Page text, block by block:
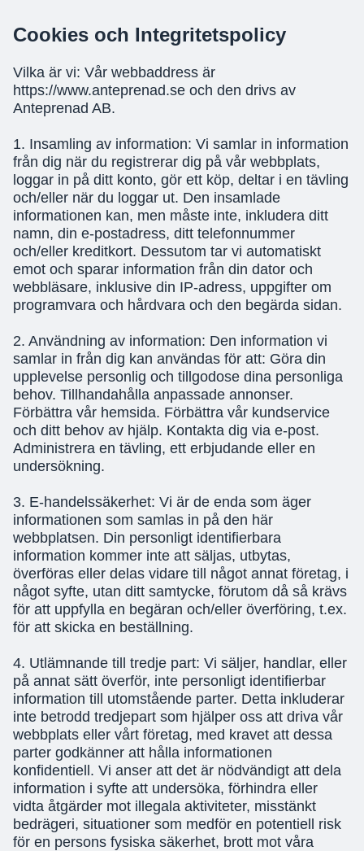
Cookies och Integritetspolicy
Vilka är vi: Vår webbaddress är
https://www.anteprenad.se och den drivs av
Anteprenad AB.
1. Insamling av information: Vi samlar in information
från dig när du registrerar dig på vår webbplats,
loggar in på ditt konto, gör ett köp, deltar i en tävling
och/eller när du loggar ut. Den insamlade
informationen kan, men måste inte, inkludera ditt
namn, din e-postadress, ditt telefonnummer
och/eller kreditkort. Dessutom tar vi automatiskt
emot och sparar information från din dator och
webbläsare, inklusive din IP-adress, uppgifter om
programvara och hårdvara och den begärda sidan.
2. Användning av information: Den information vi
samlar in från dig kan användas för att: Göra din
upplevelse personlig och tillgodose dina personliga
behov. Tillhandahålla anpassade annonser.
Förbättra vår hemsida. Förbättra vår kundservice
och ditt behov av hjälp. Kontakta dig via e-post.
Administrera en tävling, ett erbjudande eller en
undersökning.
3. E-handelssäkerhet: Vi är de enda som äger
informationen som samlas in på den här
webbplatsen. Din personligt identifierbara
information kommer inte att säljas, utbytas,
överföras eller delas vidare till något annat företag, i
något syfte, utan ditt samtycke, förutom då så krävs
för att uppfylla en begäran och/eller överföring, t.ex.
för att skicka en beställning.
4. Utlämnande till tredje part: Vi säljer, handlar, eller
på annat sätt överför, inte personligt identifierbar
information till utomstående parter. Detta inkluderar
inte betrodd tredjepart som hjälper oss att driva vår
webbplats eller vårt företag, med kravet att dessa
parter godkänner att hålla informationen
konfidentiell. Vi anser att det är nödvändigt att dela
information i syfte att undersöka, förhindra eller
vidta åtgärder mot illegala aktiviteter, misstänkt
bedrägeri, situationer som medför en potentiell risk
för en persons fysiska säkerhet, brott mot våra